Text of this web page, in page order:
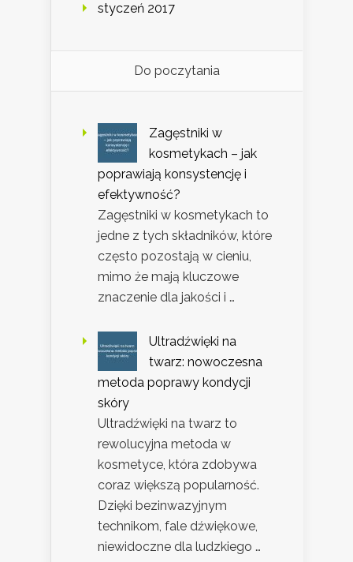
styczeń 2017
Do poczytania
Zagęstniki w
kosmetykach – jak
poprawiają konsystencję i
efektywność?
Zagęstniki w kosmetykach to
jedne z tych składników, które
często pozostają w cieniu,
mimo że mają kluczowe
znaczenie dla jakości i …
Ultradźwięki na
twarz: nowoczesna
metoda poprawy kondycji
skóry
Ultradźwięki na twarz to
rewolucyjna metoda w
kosmetyce, która zdobywa
coraz większą popularność.
Dzięki bezinwazyjnym
technikom, fale dźwiękowe,
niewidoczne dla ludzkiego …